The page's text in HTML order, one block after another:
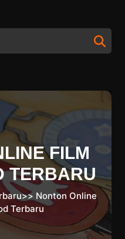
FILM
TERBARU
>> Nonton Online
Terbaru